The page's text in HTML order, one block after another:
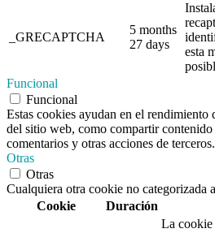
_GRECAPTCHA
5 months
27 days
esta
Funcional
Funcional
Estas cookies ayudan en el rendimiento
del sitio web, como compartir contenido
comentarios y otras acciones de terceros.
Otras
Otras
Cualquiera otra cookie no categorizada
Cookie
Duración
La cookie